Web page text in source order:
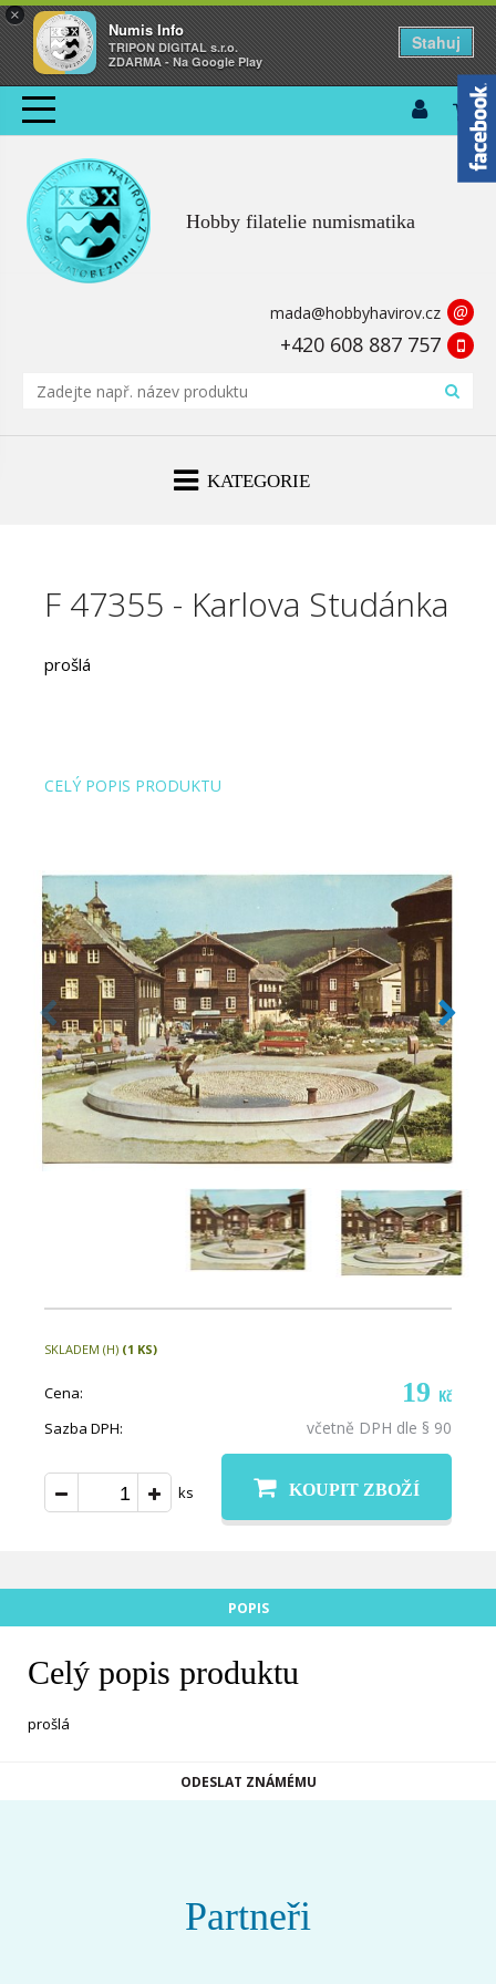
×
Numis Info
TRIPON DIGITAL s.r.o.
ZDARMA - Na Google Play
Stahuj
Hobby filatelie numismatika
mada@hobbyhavirov.cz @
+420 608 887 757
KATEGORIE
F 47355 - Karlova Studánka
prošlá
CELÝ POPIS PRODUKTU
SKLADEM (H) (1 KS)
Cena: 19 Kč
Sazba DPH: včetně DPH dle § 90
ks KOUPIT ZBOŽÍ
POPIS
Celý popis produktu
prošlá
ODESLAT ZNÁMÉMU
Partneři